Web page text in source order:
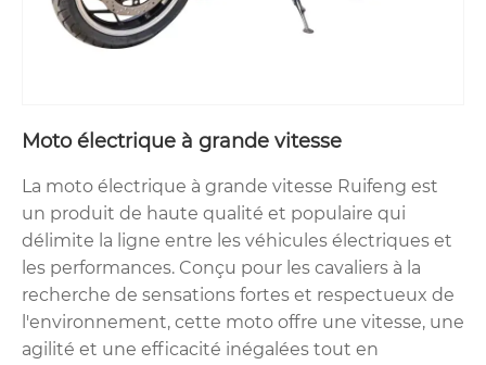
Moto électrique à grande vitesse
La moto électrique à grande vitesse Ruifeng est
un produit de haute qualité et populaire qui
délimite la ligne entre les véhicules électriques et
les performances. Conçu pour les cavaliers à la
recherche de sensations fortes et respectueux de
l'environnement, cette moto offre une vitesse, une
agilité et une efficacité inégalées tout en